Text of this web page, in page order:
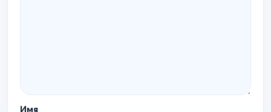
Имя